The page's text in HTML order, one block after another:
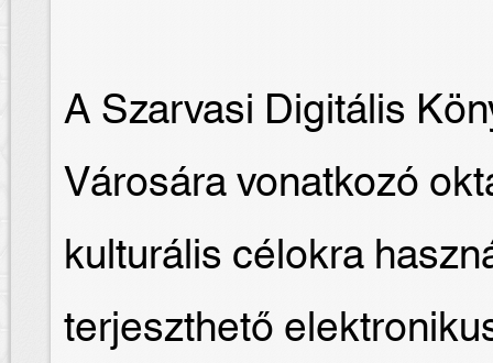
A Szarvasi Digitális
Városára vonatkozó
kulturális célokra
terjeszthető